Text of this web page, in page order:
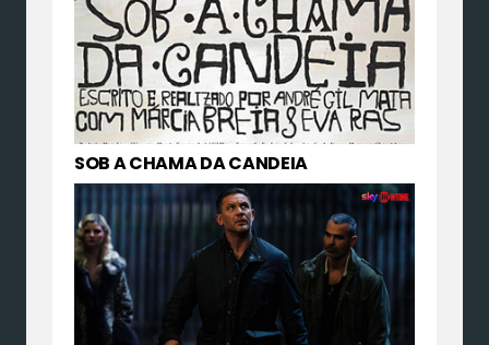
SOB A CHAMA DA CANDEIA